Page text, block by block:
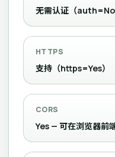
无需认证（auth=No
HTTPS
支持（https=Yes）
CORS
Yes — 可在浏览器前